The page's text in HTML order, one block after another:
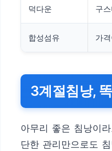
덕다운 구
합성섬유 가
3계절침낭,
아무리 좋은 침낭이
단한 관리만으로도